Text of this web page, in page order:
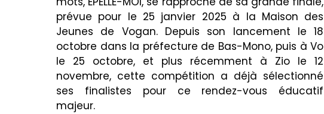
prévue pour le 25 janvier 2025 à la Maison des
Jeunes de Vogan. Depuis son lancement le 18
octobre dans la préfecture de Bas-Mono, puis à Vo
le 25 octobre, et plus récemment à Zio le 12
novembre, cette compétition a déjà sélectionné
ses finalistes pour ce rendez-vous éducatif
majeur.